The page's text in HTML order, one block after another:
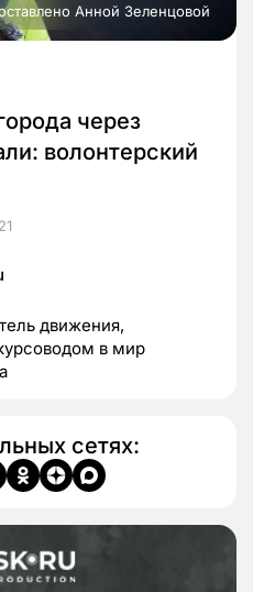
Анной Зеленцовой
через
волонтерский
движения,
в мир
сетях: